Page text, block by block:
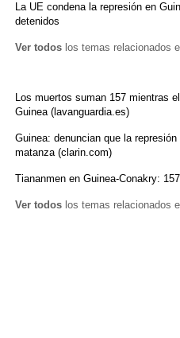
La UE condena la represión en
detenidos
Ver todos los temas relacionados
Los muertos suman 157 mientras
Guinea (lavanguardia.es)
Guinea: denuncian que la
matanza (clarin.com)
Tiananmen en Guinea-Conakry:
Ver todos los temas relacionados